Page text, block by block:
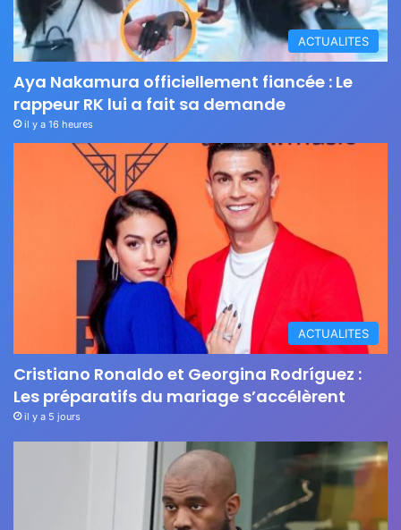
ACTUALITES
Aya Nakamura officiellement fiancée : Le
rappeur RK lui a fait sa demande
il y a 16 heures
ACTUALITES
Cristiano Ronaldo et Georgina Rodríguez :
Les préparatifs du mariage s’accélèrent
il y a 5 jours